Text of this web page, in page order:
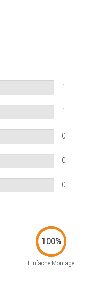
1
1
0
0
0
Einfache Montage